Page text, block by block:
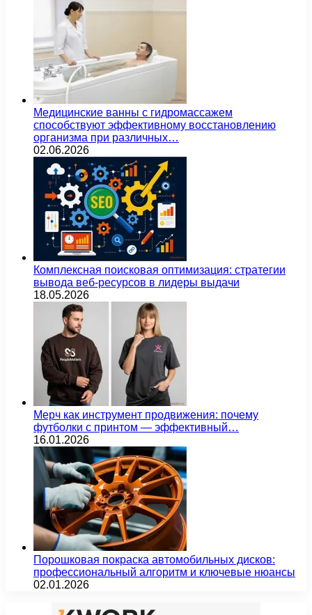
Медицинские ванны с гидромассажем
способствуют эффективному восстановлению
организма при различных…
02.06.2026
Комплексная поисковая оптимизация: стратегии
вывода веб-ресурсов в лидеры выдачи
18.05.2026
Мерч как инструмент продвижения: почему
футболки с принтом — эффективный…
16.01.2026
Порошковая покраска автомобильных дисков:
профессиональный алгоритм и ключевые нюансы
02.01.2026